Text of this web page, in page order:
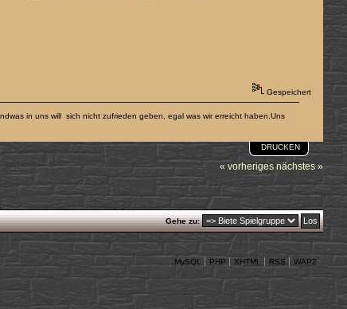
Gespeichert
in uns will sich nicht zufrieden geben, egal was wir erreicht haben.Uns
DRUCKEN
« vorheriges nächstes »
Gehe zu:
MySQL PHP XHTML RSS WAP2